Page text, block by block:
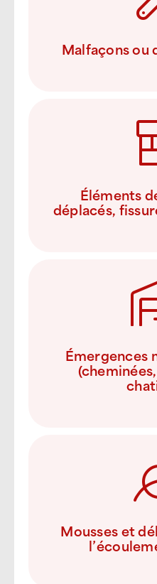
Malfaçons ou
Éléments
déplacés,
Émergences
Mousses et